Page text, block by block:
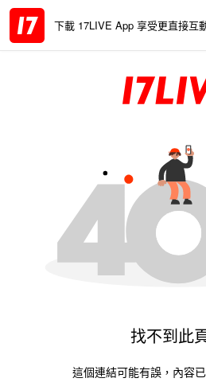
下載 17LIVE App 享受更直接互
找不到此
這個連結可能有誤，內容